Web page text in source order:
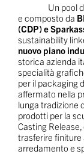
Un pool
e composto da
(CDP) e
sustainability
nuovo piano
storica azienda
specialità
per il packaging
affermato nella
lunga tradizione
prodotti per la
Casting
trasferire finiture
arredamento e